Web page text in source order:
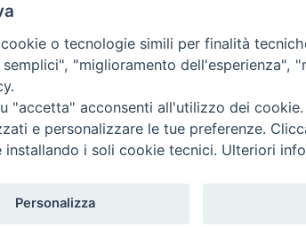
Privacy Policy
riservati - Vita Trentina Editrice
o tecnologie simili per finalità
"miglioramento dell'esperienza",
"accetta" acconsenti all'utilizzo dei
e personalizzare le tue preferenze.
installando i soli cookie tecnici. Ulteriori
Personalizza